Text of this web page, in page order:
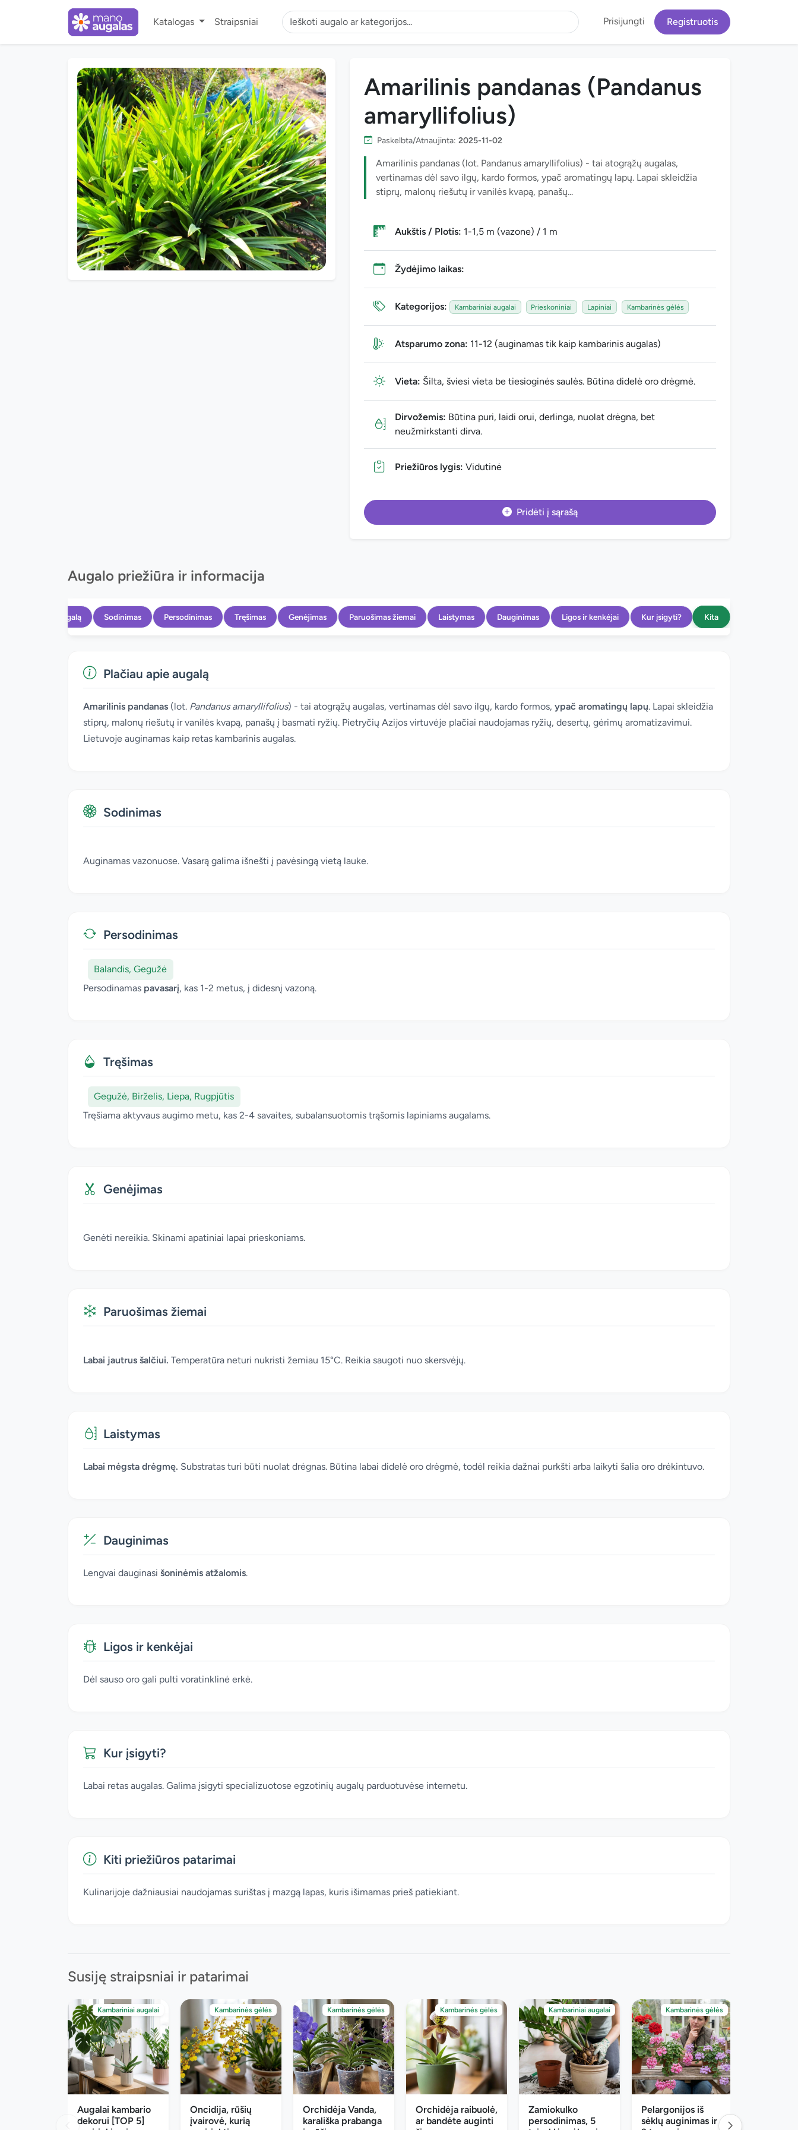
Katalogas Straipsniai Prisijungti Registruotis
Amarilinis pandanas (Pandanus
amaryllifolius)
Paskelbta/Atnaujinta: 2025-11-02
Amarilinis pandanas (lot. Pandanus amaryllifolius) - tai atogrąžų augalas,
vertinamas dėl savo ilgų, kardo formos, ypač aromatingų lapų. Lapai skleidžia
stiprų, malonų riešutų ir vanilės kvapą, panašų...
Aukštis / Plotis: 1-1,5 m (vazone) / 1 m
Žydėjimo laikas:
Kategorijos: Kambariniai augalai Prieskoniniai Lapiniai Kambarinės gėlės
Atsparumo zona: 11-12 (auginamas tik kaip kambarinis augalas)
Vieta: Šilta, šviesi vieta be tiesioginės saulės. Būtina didelė oro drėgmė.
Dirvožemis: Būtina puri, laidi orui, derlinga, nuolat drėgna, bet
neužmirkstanti dirva.
Priežiūros lygis: Vidutinė
Pridėti į sąrašą
Augalo priežiūra ir informacija
Apie augalą Sodinimas Persodinimas Tręšimas Genėjimas Paruošimas žiemai Laistymas Dauginimas Ligos ir kenkėjai Kur įsigyti? Kita
Plačiau apie augalą
Amarilinis pandanas (lot. Pandanus amaryllifolius) - tai atogrąžų augalas, vertinamas dėl savo ilgų, kardo formos, ypač aromatingų lapų. Lapai skleidžia
stiprų, malonų riešutų ir vanilės kvapą, panašų į basmati ryžių. Pietryčių Azijos virtuvėje plačiai naudojamas ryžių, desertų, gėrimų aromatizavimui.
Lietuvoje auginamas kaip retas kambarinis augalas.
Sodinimas
Auginamas vazonuose. Vasarą galima išnešti į pavėsingą vietą lauke.
Persodinimas
Balandis, Gegužė
Persodinamas pavasarį, kas 1-2 metus, į didesnį vazoną.
Tręšimas
Gegužė, Birželis, Liepa, Rugpjūtis
Tręšiama aktyvaus augimo metu, kas 2-4 savaites, subalansuotomis trąšomis lapiniams augalams.
Genėjimas
Genėti nereikia. Skinami apatiniai lapai prieskoniams.
Paruošimas žiemai
Labai jautrus šalčiui. Temperatūra neturi nukristi žemiau 15°C. Reikia saugoti nuo skersvėjų.
Laistymas
Labai mėgsta drėgmę. Substratas turi būti nuolat drėgnas. Būtina labai didelė oro drėgmė, todėl reikia dažnai purkšti arba laikyti šalia oro drėkintuvo.
Dauginimas
Lengvai dauginasi šoninėmis atžalomis.
Ligos ir kenkėjai
Dėl sauso oro gali pulti voratinklinė erkė.
Kur įsigyti?
Labai retas augalas. Galima įsigyti specializuotose egzotinių augalų parduotuvėse internetu.
Kiti priežiūros patarimai
Kulinarijoje dažniausiai naudojamas surištas į mazgą lapas, kuris išimamas prieš patiekiant.
Susiję straipsniai ir patarimai
Kambariniai augalai
Augalai kambario
dekorui [TOP 5]
Kambarinės gėlės
Oncidija, rūšių
įvairovė, kurią
Kambarinės gėlės
Orchidėja Vanda,
karališka prabanga
Kambarinės gėlės
Orchidėja raibuolė,
ar bandėte auginti
Kambariniai augalai
Zamiokulko
persodinimas, 5
Kambarinės gėlės
Pelargonijos iš
sėklų auginimas ir